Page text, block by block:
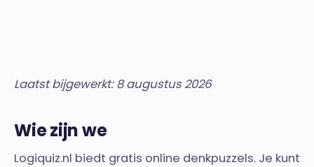
Laatst bijgewerkt:8 augustus 2026
Wie zijn we
Logiquiz.nl biedt gratis online denkpuzzels. Je kunt